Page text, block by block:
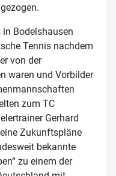
Bodelshausen
Tennis nachdem
von der
waren und Vorbilder
zum TC
Gerhard
Zukunftspläne
bekannte
zu einem der